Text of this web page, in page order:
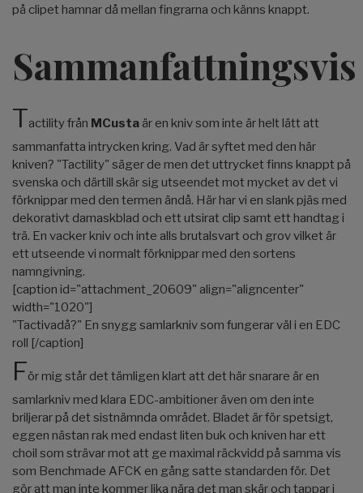
på clipet hamnar då mellan fingrarna och känns knappt.
Sammanfattningsvis
Tactility från MCusta är en kniv som inte är helt lätt att
sammanfatta intrycken kring. Vad är syftet med den här
kniven? "Tactility" säger de men det uttrycket finns knappt på
svenska och därtill skär sig utseendet mot mycket av det vi
förknippar med den termen ändå. Här har vi en slank pjäs med
dekorativt damaskblad och ett utsirat clip samt ett handtag i
trä. En vacker kniv och inte alls brutalsvart och grov vilket är
ett utseende vi normalt förknippar med den sortens
namngivning.
[caption id="attachment_20609" align="aligncenter"
width="1020"]
"Tactivadå?" En snygg samlarkniv som fungerar väl i en EDC
roll [/caption]
För mig står det tämligen klart att det här snarare är en
samlarkniv med klara EDC-ambitioner även om den inte
briljerar på det sistnämnda området. Bladet är för spetsigt,
eggen nästan rak med endast liten buk och kniven har ett
choil som strävar mot att ge maximal räckvidd på samma vis
som Benchmade AFCK en gång satte standarden för. Det
gör att man inte kommer lika nära det man skär och tappar i